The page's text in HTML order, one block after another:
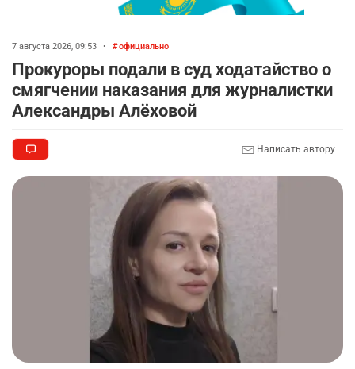
7 августа 2026, 09:53 • официально
Прокуроры подали в суд ходатайство о
смягчении наказания для журналистки
Александры Алёховой
Написать автору